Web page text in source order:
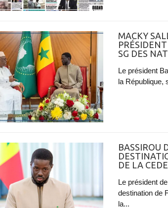
MACKY
SG DES
Le président
la République,
BASSIROU
DE LA
Le président
destination de
la...